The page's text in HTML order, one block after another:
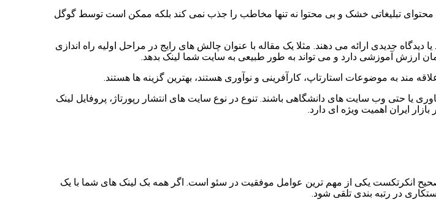
محتوای تبلیغاتی خشک و بی محتوا نه تنها مخاطب را جذب نمی کند بلکه ممکن است توسط گوگل
جدیدی ارائه می دهند. مثلا یک مقاله با عنوان چالش های رایج در مراحل اولیه راه اندازی
ارزش آموزشی دارد و می تواند به طور طبیعی به سایت شما لینک بدهد.
مند به موضوعات استارتاپ، کارآفرینی و نوآوری هستند، بهترین گزینه ها هستند.
یا حتی وب سایت های دانشگاهی باشند. تنوع در نوع سایت های انتشار رپورتاژ، پروفایل لینک
ایران اهمیت ویژه ای دارد.
انکرتکست یکی از مهم ترین عوامل موفقیت در سئو است. اگر همه بک لینک های شما با یک
در رتبه بندی تلقی شود.